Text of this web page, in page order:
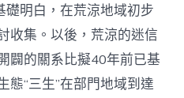
礎明白，在荒涼地域初步
收集。以後，荒涼的迷信
闢的關系比擬40年前已基
態“三生”在部門地域到達